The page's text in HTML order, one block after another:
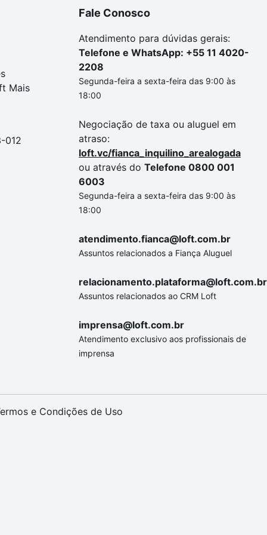
Mais
012
Fale Conosco
Atendimento para dúvidas gerais:
Telefone e WhatsApp: +55 11 4020-
2208
Segunda-feira a sexta-feira das 9:00 às
18:00
Negociação de taxa ou aluguel em
atraso:
loft.vc/fianca_inquilino_arealogada
ou através do Telefone 0800 001
6003
Segunda-feira a sexta-feira das 9:00 às
18:00
atendimento.fianca@loft.com.br
Assuntos relacionados a Fiança Aluguel
relacionamento.plataforma@loft.com.br
Assuntos relacionados ao CRM Loft
imprensa@loft.com.br
Atendimento exclusivo aos profissionais de
imprensa
e Condições de Uso